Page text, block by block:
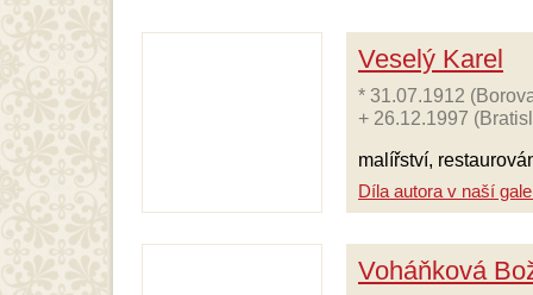
Veselý Karel
* 31.07.1912
+ 26.12.1997
malířství,
Díla autora v naší
Voháňková